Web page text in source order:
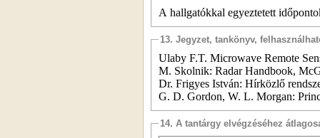
A hallgatókkal egyeztetett
13. Jegyzet, tankönyv,
Ulaby F.T. Microwave Remote
M. Skolnik: Radar Handbook,
Dr. Frigyes István: Hírközlő
G. D. Gordon, W. L. Morgan:
14. A tantárgy elvégzéséhez